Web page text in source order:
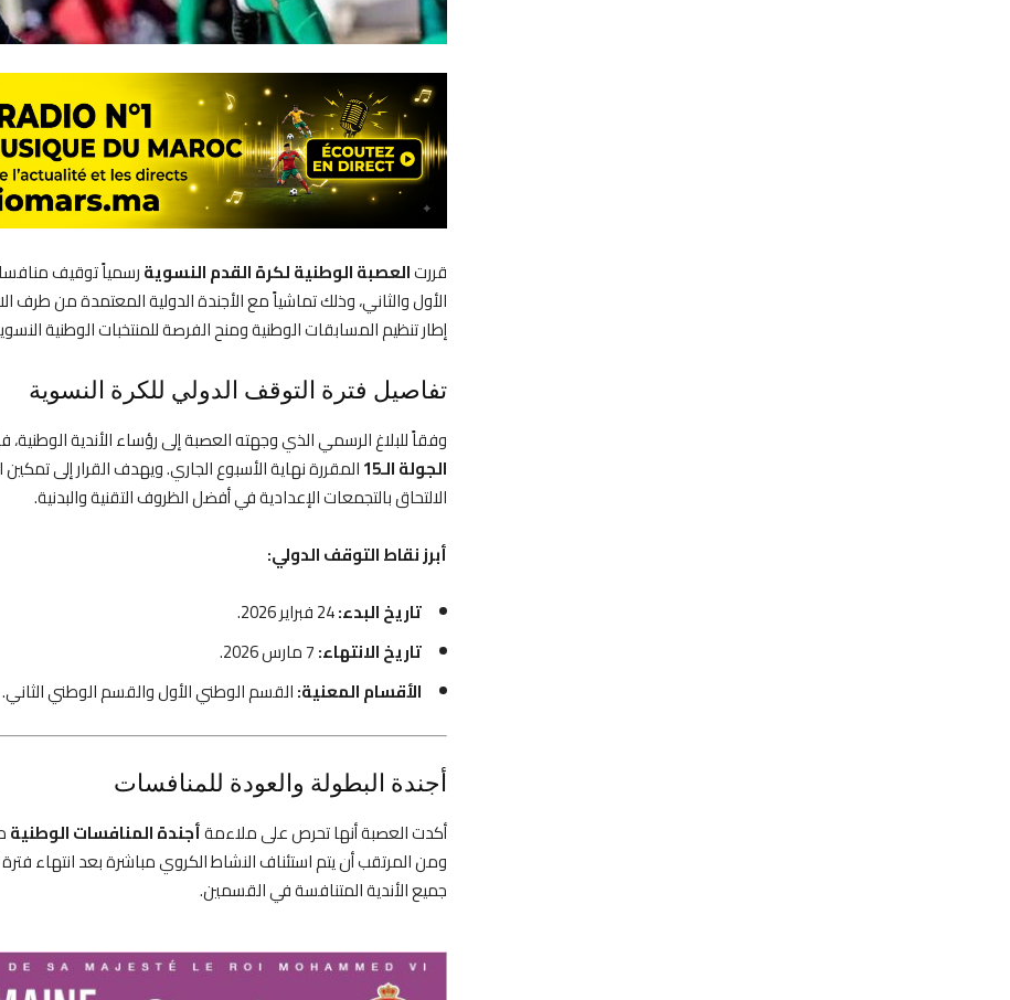
قررتالعصبة الوطنية لكرة القدم النسويةرسمياً توقيف
إطار تنظيم المسابقات الوطنية ومنح الفرصة للمنتخبات الوطنية
تفاصيل فترة التوقف الدولي للكرة النسوية
وفقاً للبلاغ الرسمي الذي وجهته العصبة إلى رؤساء الأندية
الجولة الـ15
المقررة نهاية الأسبوع الجاري. ويهدف القرار إلى
الالتحاق بالتجمعات الإعدادية في أفضل الظروف التقنية والبدنية.
أبرز نقاط التوقف الدولي:
تاريخ البدء:
تاريخ الانتهاء:
الأقسام المعنية:القسم الوطني الأول والقسم الوطني الثاني.
أجندة البطولة والعودة للمنافسات
أكدت العصبة أنها تحرص على ملاءمةأجندة المنافسات الوطنية
ومن المرتقب أن يتم استئناف النشاط الكروي مباشرة بعد انتهاء فترة
جميع الأندية المتنافسة في القسمين.